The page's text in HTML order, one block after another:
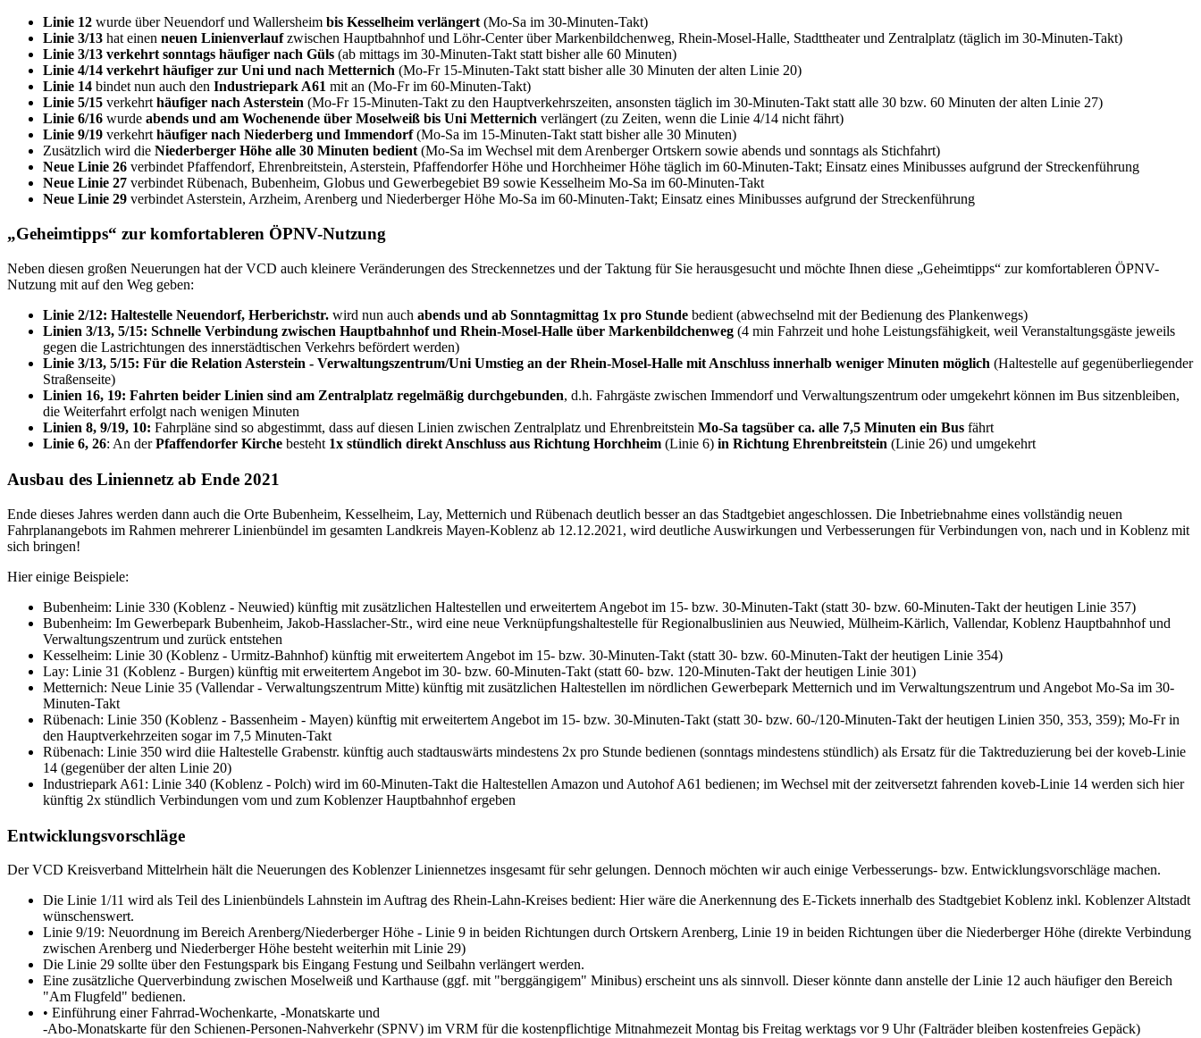
Linie 12 wurde über Neuendorf und Wallersheim bis Kesselheim verlängert (Mo-Sa im 30-Minuten-Takt)
Linie 3/13 hat einen neuen Linienverlaufzwischen Hauptbahnhof und Löhr-Center über Markenbildchenweg, Rhein-Mosel-Halle, Stadttheater und Zentralplatz (täglich im 30-Minuten-Takt)
Linie 3/13 verkehrt sonntags häufiger nach Güls (ab mittags im 30-Minuten-Takt statt bisher alle 60 Minuten)
Linie 4/14 verkehrt häufiger zur Uni und nach Metternich (Mo-Fr 15-Minuten-Takt statt bisher alle 30 Minuten der alten Linie 20)
Linie 14 bindet nun auch den Industriepark A61 mit an (Mo-Fr im 60-Minuten-Takt)
Linie 5/15 verkehrt häufiger nach Asterstein (Mo-Fr 15-Minuten-Takt zu den Hauptverkehrszeiten, ansonsten täglich im 30-Minuten-Takt statt alle 30 bzw. 60 Minuten der alten Linie 27)
Linie 6/16 wurde abends und am Wochenende über Moselweiß bis Uni Metternich verlängert (zu Zeiten, wenn die Linie 4/14 nicht fährt)
Linie 9/19 verkehrt häufiger nach Niederberg und Immendorf(Mo-Sa im 15-Minuten-Takt statt bisher alle 30 Minuten)
Zusätzlich wird die Niederberger Höhe alle 30 Minuten bedient (Mo-Sa im Wechsel mit dem Arenberger Ortskern sowie abends und sonntags als Stichfahrt)
Neue Linie 26 verbindet Pfaffendorf, Ehrenbreitstein, Asterstein, Pfaffendorfer Höhe und Horchheimer Höhe täglich im 60-Minuten-Takt; Einsatz eines Minibusses aufgrund der Streckenführung
Neue Linie 27 verbindet Rübenach, Bubenheim, Globus und Gewerbegebiet B9 sowie Kesselheim Mo-Sa im 60-Minuten-Takt
Neue Linie 29 verbindet Asterstein, Arzheim, Arenberg und Niederberger Höhe Mo-Sa im 60-Minuten-Takt; Einsatz eines Minibusses aufgrund der Streckenführung
„Geheimtipps“ zur komfortableren ÖPNV-Nutzung
Neben diesen großen Neuerungen hat der VCD auch kleinere Veränderungen des Streckennetzes und der Taktung für Sie herausgesucht und möchte Ihnen diese „Geheimtipps“ zur komfortableren ÖPNV-
Nutzung mit auf den Weg geben:
Linie 2/12: Haltestelle Neuendorf, Herberichstr. wird nun auch abends und ab Sonntagmittag 1x pro Stunde bedient (abwechselnd mit der Bedienung des Plankenwegs)
Linien 3/13, 5/15: Schnelle Verbindung zwischen Hauptbahnhof und Rhein-Mosel-Halle über Markenbildchenweg (4 min Fahrzeit und hohe Leistungsfähigkeit, weil Veranstaltungsgäste jeweils
gegen die Lastrichtungen des innerstädtischen Verkehrs befördert werden)
Linie 3/13, 5/15: Für die Relation Asterstein - Verwaltungszentrum/Uni Umstieg an der Rhein-Mosel-Halle mit Anschluss innerhalb weniger Minuten möglich (Haltestelle auf gegenüberliegender
Straßenseite)
Linien 16, 19: Fahrten beider Linien sind am Zentralplatz regelmäßig durchgebunden, d.h. Fahrgäste zwischen Immendorf und Verwaltungszentrum oder umgekehrt können im Bus sitzenbleiben,
die Weiterfahrt erfolgt nach wenigen Minuten
Linien 8, 9/19, 10: Fahrpläne sind so abgestimmt, dass auf diesen Linien zwischen Zentralplatz und Ehrenbreitstein Mo-Sa tagsüber ca. alle 7,5 Minuten ein Bus fährt
Linie 6, 26: An derPfaffendorfer Kirche besteht 1x stündlich direkt Anschluss aus Richtung Horchheim (Linie 6) in Richtung Ehrenbreitstein (Linie 26) und umgekehrt
Ausbau des Liniennetz ab Ende 2021
Ende dieses Jahres werden dann auch die Orte Bubenheim, Kesselheim, Lay, Metternich und Rübenach deutlich besser an das Stadtgebiet angeschlossen. Die Inbetriebnahme eines vollständig neuen
Fahrplanangebots im Rahmen mehrerer Linienbündel im gesamten Landkreis Mayen-Koblenz ab 12.12.2021, wird deutliche Auswirkungen und Verbesserungen für Verbindungen von, nach und in Koblenz mit
sich bringen!
Hier einige Beispiele:
Bubenheim: Linie 330 (Koblenz - Neuwied) künftig mit zusätzlichen Haltestellen und erweitertem Angebot im 15- bzw. 30-Minuten-Takt (statt 30- bzw. 60-Minuten-Takt der heutigen Linie 357)
Bubenheim: Im Gewerbepark Bubenheim, Jakob-Hasslacher-Str., wird eine neue Verknüpfungshaltestelle für Regionalbuslinien aus Neuwied, Mülheim-Kärlich, Vallendar, Koblenz Hauptbahnhof und
Verwaltungszentrum und zurück entstehen
Kesselheim: Linie 30 (Koblenz - Urmitz-Bahnhof) künftig mit erweitertem Angebot im 15- bzw. 30-Minuten-Takt (statt 30- bzw. 60-Minuten-Takt der heutigen Linie 354)
Lay: Linie 31 (Koblenz - Burgen) künftig mit erweitertem Angebot im 30- bzw. 60-Minuten-Takt (statt 60- bzw. 120-Minuten-Takt der heutigen Linie 301)
Metternich: Neue Linie 35 (Vallendar - Verwaltungszentrum Mitte) künftig mit zusätzlichen Haltestellen im nördlichen Gewerbepark Metternich und im Verwaltungszentrum und Angebot Mo-Sa im 30-
Minuten-Takt
Rübenach: Linie 350 (Koblenz - Bassenheim - Mayen) künftig mit erweitertem Angebot im 15- bzw. 30-Minuten-Takt (statt 30- bzw. 60-/120-Minuten-Takt der heutigen Linien 350, 353, 359); Mo-Fr in
den Hauptverkehrzeiten sogar im 7,5 Minuten-Takt
Rübenach: Linie 350 wird diie Haltestelle Grabenstr. künftig auch stadtauswärts mindestens 2x pro Stunde bedienen (sonntags mindestens stündlich) als Ersatz für die Taktreduzierung bei der koveb-Linie
14 (gegenüber der alten Linie 20)
Industriepark A61: Linie 340 (Koblenz - Polch) wird im 60-Minuten-Takt die Haltestellen Amazon und Autohof A61 bedienen; im Wechsel mit der zeitversetzt fahrenden koveb-Linie 14 werden sich hier
künftig 2x stündlich Verbindungen vom und zum Koblenzer Hauptbahnhof ergeben
Entwicklungsvorschläge
Der VCD Kreisverband Mittelrhein hält die Neuerungen des Koblenzer Liniennetzes insgesamt für sehr gelungen. Dennoch möchten wir auch einige Verbesserungs- bzw. Entwicklungsvorschläge machen.
Die Linie 1/11 wird als Teil des Linienbündels Lahnstein im Auftrag des Rhein-Lahn-Kreises bedient: Hier wäre die Anerkennung des E-Tickets innerhalb des Stadtgebiet Koblenz inkl. Koblenzer Altstadt
wünschenswert.
Linie 9/19: Neuordnung im Bereich Arenberg/Niederberger Höhe - Linie 9 in beiden Richtungen durch Ortskern Arenberg, Linie 19 in beiden Richtungen über die Niederberger Höhe (direkte Verbindung
zwischen Arenberg und Niederberger Höhe besteht weiterhin mit Linie 29)
Die Linie 29 sollte über den Festungspark bis Eingang Festung und Seilbahn verlängert werden.
Eine zusätzliche Querverbindung zwischen Moselweiß und Karthause (ggf. mit "berggängigem" Minibus) erscheint uns als sinnvoll. Dieser könnte dann anstelle der Linie 12 auch häufiger den Bereich
"Am Flugfeld" bedienen.
• Einführung einer Fahrrad-Wochenkarte, -Monatskarte und
-Abo-Monatskarte für den Schienen-Personen-Nahverkehr (SPNV) im VRM für die kostenpflichtige Mitnahmezeit Montag bis Freitag werktags vor 9 Uhr (Falträder bleiben kostenfreies Gepäck)